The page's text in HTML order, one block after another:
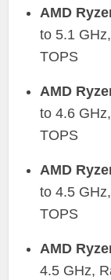
AMD
to 5.1
TOPS
AMD
to 4.6
TOPS
AMD
to 4.5
TOPS
AMD
4.5 GHz,